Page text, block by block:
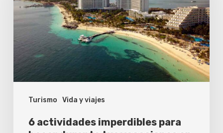
Turismo Vida y viajes
para
hacer
durante
tus
vacaciones
en
Cancún
6 actividades imperdibles para